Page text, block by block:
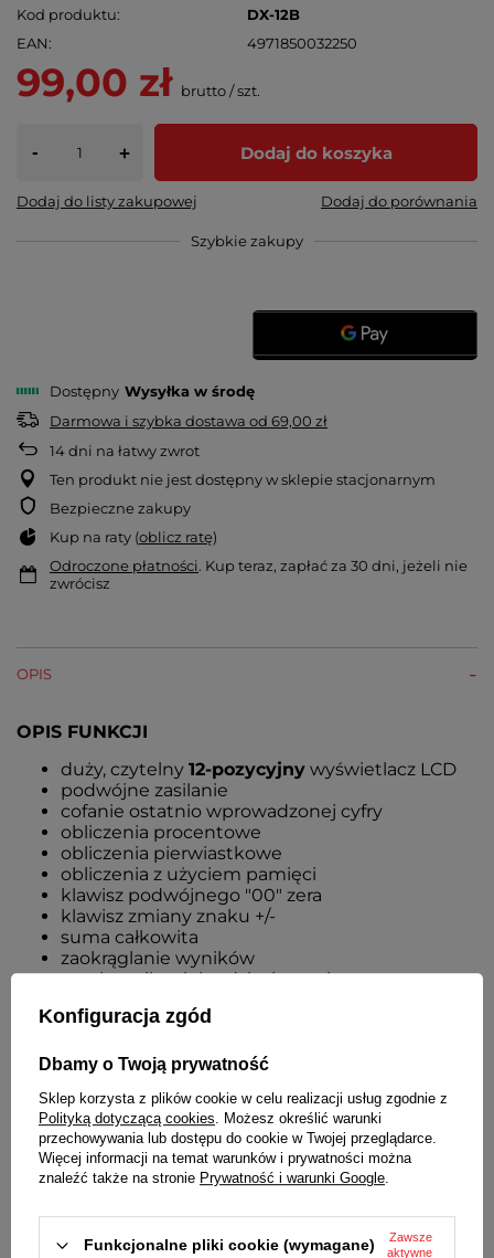
Kod produktu
DX-12B
EAN
4971850032250
99,00 zł brutto/szt.
- + Dodaj do koszyka
Dodaj do listy zakupowej Dodaj do porównania
Szybkie zakupy
Dostępny Wysyłka w środę
Darmowa i szybka dostawa od 69,00 zł
14dni na łatwy zwrot
Ten produkt nie jest dostępny w sklepie stacjonarnym
Bezpieczne zakupy
Kup na raty (oblicz ratę)
Odroczone płatności. Kup teraz, zapłać za 30 dni, jeżeli nie
zwrócisz
OPIS
OPIS FUNKCJI
duży, czytelny 12-pozycyjny wyświetlacz LCD
podwójne zasilanie
cofanie ostatnio wprowadzonej cyfry
obliczenia procentowe
obliczenia pierwiastkowe
obliczenia z użyciem pamięci
klawisz podwójnego "00" zera
klawisz zmiany znaku +/-
suma całkowita
zaokrąglanie wyników
przełącznik miejsc dziesiętnych
automatyczne wyłączanie zasilania po kilku
DUŻE plastikowe klawisze
wymiary: 129 x 175,5 x 33,2 mm [szer x wys x gr]
waga: 180 g
SZCZEGÓŁOWE DANE
GWARANCJA
Konfiguracja zgód
Dbamy o Twoją prywatność
Sklep korzysta z plików cookie w celu realizacji usług zgodnie z
Polityką dotyczącą cookies. Możesz określić warunki
przechowywania lub dostępu do cookie w Twojej przeglądarce.
Więcej informacji na temat warunków i prywatności można
znaleźć także na stronie Prywatność i warunki Google.
Funkcjonalne pliki cookie (wymagane)
Zawsze
aktywne